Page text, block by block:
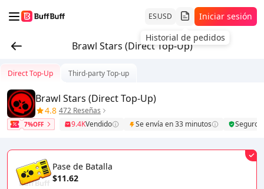
ESUSD
Historial de pedidos
Iniciar sesión
Brawl Stars (Direct Top-Up)
Direct Top-Up Third-party Top-up
Brawl Stars (Direct Top-Up)
4.8 472 Reseñas
7%OFF 9.4KVendido Se envía en 33 minutos Seguro
Pase de Batalla
$11.62